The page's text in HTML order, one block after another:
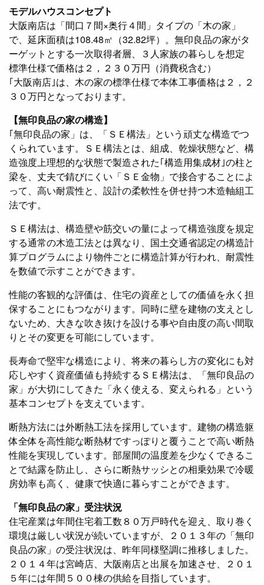
モデルハウスコンセプト
大阪南店は「間口７間×奥行４間」タイプの「木の家」
で、延床面積は108.48㎡（32.82坪）。無印良品の家がタ
ーゲットとする一次取得者層、３人家族の暮らしを想定
標準仕様で価格は２，２３０万円（消費税含む）
｢大阪南店｣は、木の家の標準仕様で本体工事価格は２，２
３０万円となっております。
【無印良品の家の構造】
｢無印良品の家」は、「ＳＥ構法」という頑丈な構造でつ
くられています。ＳＥ構法とは、組成、乾燥状態など、構
造強度上理想的な状態で製造された｢構造用集成材｣の柱と
梁を、丈夫で錆びにくい「ＳＥ金物」で接合することによ
って、高い耐震性と、設計の柔軟性を併せ持つ木造軸組工
法です。
ＳＥ構法は、構造壁や筋交いの量によって構造強度を規定
する通常の木造工法とは異なり、国土交通省認定の構造計
算プログラムにより物件ごとに構造計算が行われ、耐震性
を数値で示すことができます。
性能の客観的な評価は、住宅の資産としての価値を永く担
保することにもつながります。同時に壁を建物の支えとし
ないため、大きな吹き抜けを設ける事や自由度の高い間取
りとその変更を可能にしています。
長寿命で堅牢な構造により、将来の暮らし方の変化にも対
応しやすく資産価値も持続するＳＥ構法は、「無印良品の
家」が大切にしてきた「永く使える、変えられる」という
基本コンセプトを支えています。
断熱方法には外断熱工法を採用しています。建物の構造躯
体全体を高性能な断熱材ですっぽりと覆うことで高い断熱
性能を実現しています。部屋間の温度差を少なくできるこ
とで結露を防止し、さらに断熱サッシとの相乗効果で冷暖
房効率も高く、健康で快適に暮らすことができます。
「無印良品の家」受注状況
住宅産業は年間住宅着工数８０万戸時代を迎え、取り巻く
環境は厳しい状況が続いていますが、２０１３年の「無印
良品の家」の受注状況は、昨年同様堅調に推移しました。
２０１４年は宮崎店、大阪南店と出展を加速させ、２０１
５年には年間５００棟の供給を目指しています。